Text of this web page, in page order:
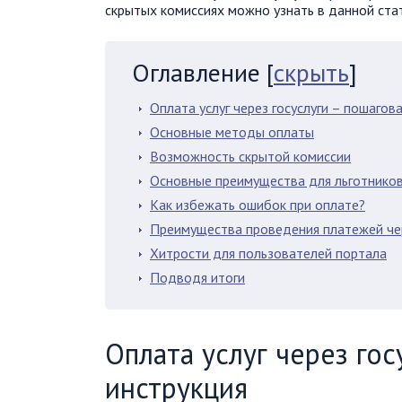
скрытых комиссиях можно узнать в данной
Оглавление [скрыть]
Оплата услуг через госуслуги –
Основные методы оплаты
Возможность скрытой комиссии
Основные преимущества для
Как избежать ошибок при оплате?
Преимущества проведения платежей
Хитрости для пользователей портала
Подводя итоги
Оплата услуг через
инструкция